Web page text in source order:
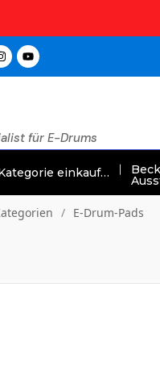
für E-Drums
Nach Kategorie einkaufen
/ E-Drum-Pads